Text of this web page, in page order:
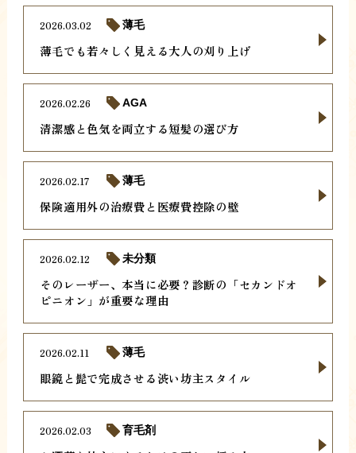
薄毛でも若々しく見える大人の刈り上げ
2026.03.02 薄毛
清潔感と色気を両立する短髪の選び方
2026.02.26 AGA
保険適用外の治療費と医療費控除の壁
2026.02.17 薄毛
そのレーザー、本当に必要？診断の「セカンドオ
ピニオン」が重要な理由
2026.02.12 未分類
眼鏡と髭で完成させる渋い坊主スタイル
2026.02.11 薄毛
2026.02.03 育毛剤